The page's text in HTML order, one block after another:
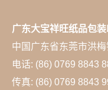
广东大宝祥旺纸品包装
中国广东省东莞市洪
电话: (86) 0769 8843
传真: (86) 0769 8843